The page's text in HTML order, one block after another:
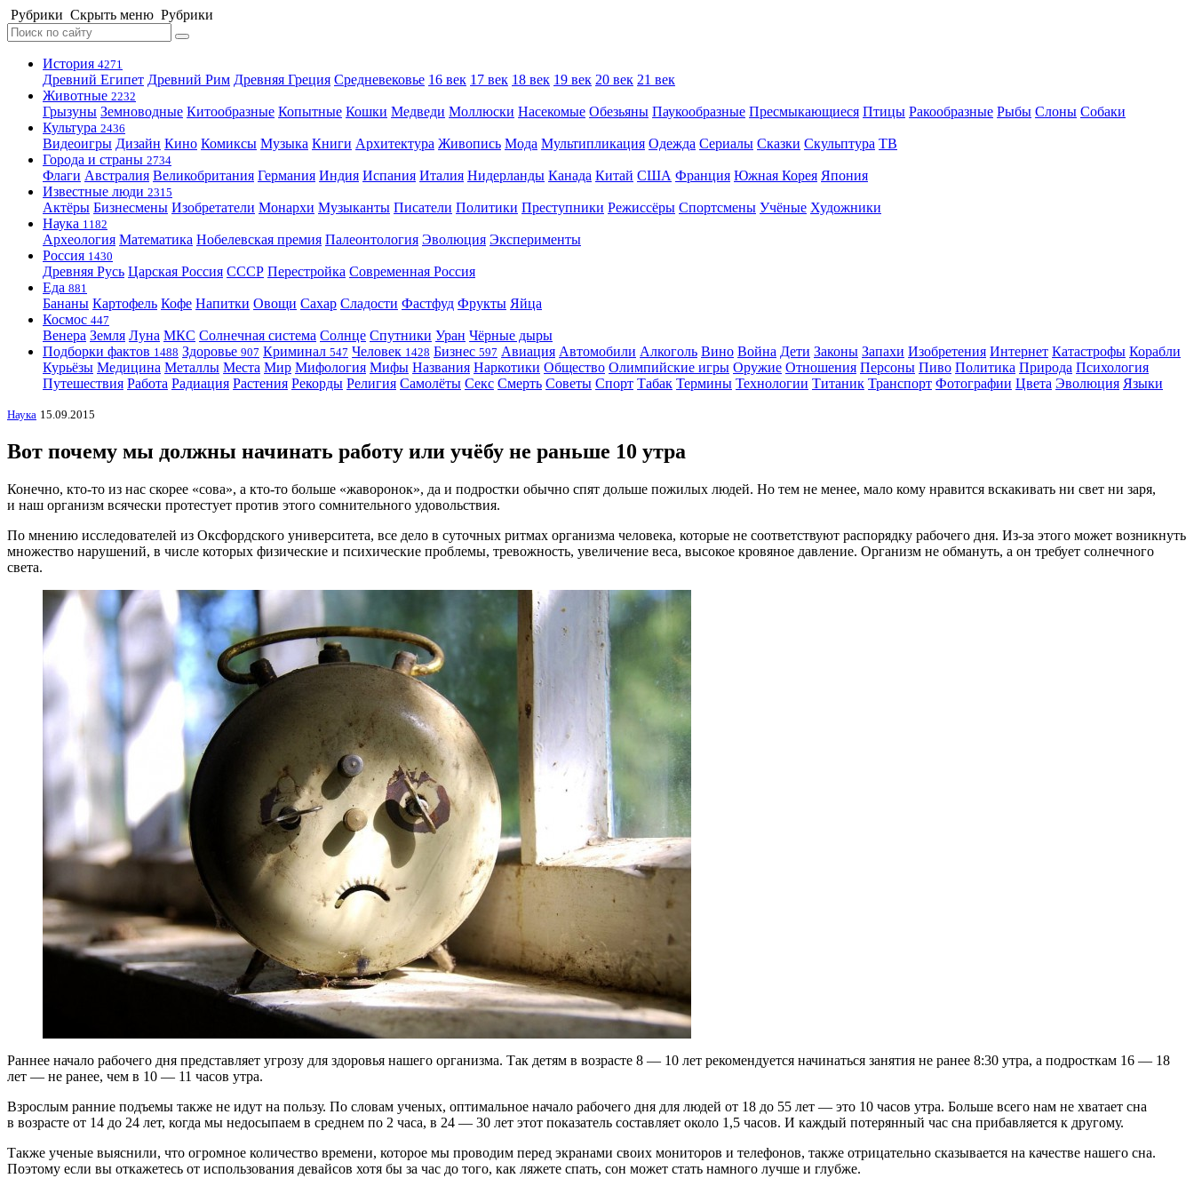
Рубрики Скрыть меню Рубрики
История 4271
Древний Египет Древний Рим Древняя Греция Средневековье 16 век 17 век 18 век 19 век 20 век 21 век
Животные 2232
Грызуны Земноводные Китообразные Копытные Кошки Медведи Моллюски Насекомые Обезьяны Паукообразные Пресмыкающиеся Птицы Ракообразные Рыбы Слоны Собаки
Культура 2436
Видеоигры Дизайн Кино Комиксы Музыка Книги Архитектура Живопись Мода Мультипликация Одежда Сериалы Сказки Скульптура ТВ
Города и страны 2734
Флаги Австралия Великобритания Германия Индия Испания Италия Нидерланды Канада Китай США Франция Южная Корея Япония
Известные люди 2315
Актёры Бизнесмены Изобретатели Монархи Музыканты Писатели Политики Преступники Режиссёры Спортсмены Учёные Художники
Наука 1182
Археология Математика Нобелевская премия Палеонтология Эволюция Эксперименты
Россия 1430
Древняя Русь Царская Россия СССР Перестройка Современная Россия
Еда 881
Бананы Картофель Кофе Напитки Овощи Сахар Сладости Фастфуд Фрукты Яйца
Космос 447
Венера Земля Луна МКС Солнечная система Солнце Спутники Уран Чёрные дыры
Подборки фактов 1488 Здоровье 907 Криминал 547 Человек 1428 Бизнес 597 Авиация Автомобили Алкоголь Вино Война Дети Законы Запахи Изобретения Интернет Катастрофы Корабли
Курьёзы Медицина Металлы Места Мир Мифология Мифы Названия Наркотики Общество Олимпийские игры Оружие Отношения Персоны Пиво Политика Природа Психология
Путешествия Работа Радиация Растения Рекорды Религия Самолёты Секс Смерть Советы Спорт Табак Термины Технологии Титаник Транспорт Фотографии Цвета Эволюция Языки
Наука 15.09.2015
Вот почему мы должны начинать работу или учёбу не раньше 10 утра
Конечно, кто-то из нас скорее «сова», а кто-то больше «жаворонок», да и подростки обычно спят дольше пожилых людей. Но тем не менее, мало кому нравится вскакивать ни свет ни заря,
и наш организм всячески протестует против этого сомнительного удовольствия.
По мнению исследователей из Оксфордского университета, все дело в суточных ритмах организма человека, которые не соответствуют распорядку рабочего дня. Из-за этого может возникнуть
множество нарушений, в числе которых физические и психические проблемы, тревожность, увеличение веса, высокое кровяное давление. Организм не обмануть, а он требует солнечного
света.
Раннее начало рабочего дня представляет угрозу для здоровья нашего организма. Так детям в возрасте 8 — 10 лет рекомендуется начинаться занятия не ранее 8:30 утра, а подросткам 16 — 18
лет — не ранее, чем в 10 — 11 часов утра.
Взрослым ранние подъемы также не идут на пользу. По словам ученых, оптимальное начало рабочего дня для людей от 18 до 55 лет — это 10 часов утра. Больше всего нам не хватает сна
в возрасте от 14 до 24 лет, когда мы недосыпаем в среднем по 2 часа, в 24 — 30 лет этот показатель составляет около 1,5 часов. И каждый потерянный час сна прибавляется к другому.
Также ученые выяснили, что огромное количество времени, которое мы проводим перед экранами своих мониторов и телефонов, также отрицательно сказывается на качестве нашего сна.
Поэтому если вы откажетесь от использования девайсов хотя бы за час до того, как ляжете спать, сон может стать намного лучше и глубже.